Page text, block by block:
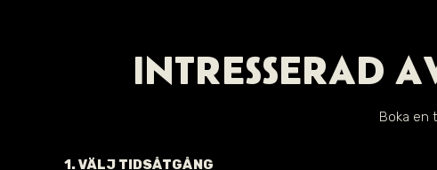
INTRESSERAD
Boka en
1. VÄLJ TIDSÅTGÅNG